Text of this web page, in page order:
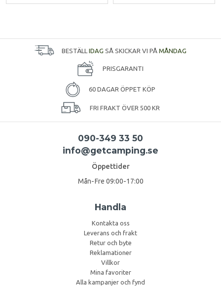
BESTÄLL IDAG SÅ SKICKAR VI PÅ MÅNDAG
PRISGARANTI
60 DAGAR ÖPPET KÖP
FRI FRAKT ÖVER 500 KR
090-349 33 50
info@getcamping.se
Öppettider
Mån-Fre 09:00-17:00
Handla
Kontakta oss
Leverans och frakt
Retur och byte
Reklamationer
Villkor
Mina favoriter
Alla kampanjer och fynd